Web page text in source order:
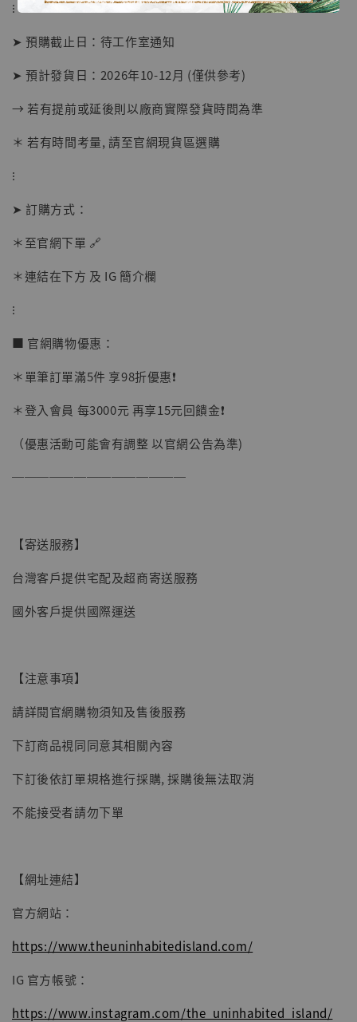
NT$ 1,870
【現貨】BJSTUDIO 1/6系列可動蒐藏人偶 讓
NT$ 4,980
NT$ 5,300
⁝
➤ 預購截止日：待工作室通知
➤ 預計發貨日：2026年10-12月 (僅供參考)
→ 若有提前或延後則以廠商實際發貨時間為準
＊ 若有時間考量, 請至官網現貨區選購
⁝
➤ 訂購方式：
＊至官網下單 🔗
＊連結在下方 及 IG 簡介欄
⁝
■ 官網購物優惠：
＊單筆訂單滿5件 享98折優惠❗️
＊登入會員 每3000元 再享15元回饋金❗️
（優惠活動可能會有調整 以官網公告為準)
──────────────
【寄送服務】
台灣客戶提供宅配及超商寄送服務
國外客戶提供國際運送
【注意事項】
請詳閱官網購物須知及售後服務
下訂商品視同同意其相關內容
下訂後依訂單規格進行採購, 採購後無法取消
不能接受者請勿下單
【網址連結】
官方網站：
https://www.theuninhabitedisland.com/
IG 官方帳號：
https://www.instagram.com/the_uninhabited_island/